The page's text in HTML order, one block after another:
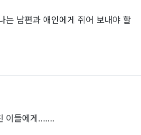
는 남편과 애인에게 쥐어 보내야 할
이들에게…….